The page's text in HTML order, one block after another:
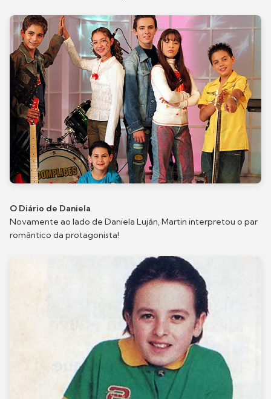
O Diário de Daniela
Novamente ao lado de Daniela Luján, Martin interpretou o par
romântico da protagonista!